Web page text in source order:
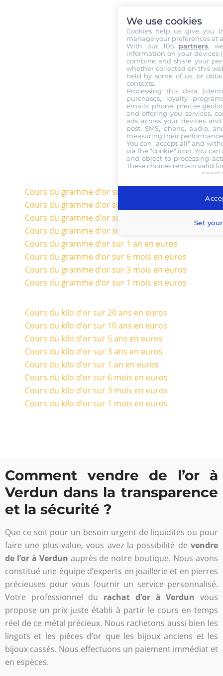
Cours du gramme d’or sur 20 ans en euros
Cours du gramme d’or sur 10 ans en euros
Cours du gramme d’or sur 5 ans en euros
Cours du gramme d’or sur 3 ans en euros
Cours du gramme d’or sur 1 an en euros
Cours du gramme d’or sur 6 mois en euros
Cours du gramme d’or sur 3 mois en euros
Cours du gramme d’or sur 1 mois en euros
Cours du kilo d’or sur 20 ans en euros
Cours du kilo d’or sur 10 ans en euros
Cours du kilo d’or sur 5 ans en euros
Cours du kilo d’or sur 3 ans en euros
Cours du kilo d’or sur 1 an en euros
Cours du kilo d’or sur 6 mois en euros
Cours du kilo d’or sur 3 mois en euros
Cours du kilo d’or sur 1 mois en euros
Comment vendre de l’or à
Verdun dans la transparence
et la sécurité ?
Que ce soit pour un besoin urgent de liquidités ou pour
faire une plus-value, vous avez la possibilité de vendre
de l’or à Verdun auprès de notre boutique. Nous avons
constitué une équipe d’experts en joaillerie et en pierres
précieuses pour vous fournir un service personnalisé.
Votre professionnel du rachat d’or à Verdun vous
propose un prix juste établi à partir le cours en temps
réel de ce métal précieux. Nous rachetons aussi bien les
lingots et les pièces d’or que les bijoux anciens et les
bijoux cassés. Nous effectuons un paiement immédiat et
en espèces.
We use cookies
Cookies help us give you
manage your preferences at
With our 105 partners,
information on your devices
combine and share your
whether collected on this
held by some of us, or
contexts.
Processing this data
purchases, loyalty
emails, phone, precise
and offering you services,
ads across your devices
post, SMS, phone, audio,
measuring their
You can "accept all" and
via the "cookie" icon. You
and object to processing
These choices remain valid
powered
Set